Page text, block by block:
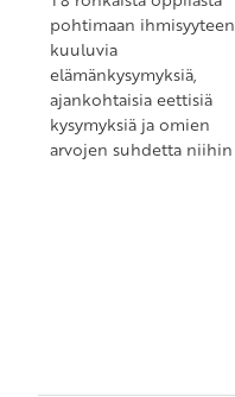
pohtimaan ihmisyyteen
kuuluvia
elämänkysymyksiä,
ajankohtaisia eettisiä
kysymyksiä ja omien
arvojen suhdetta niihin